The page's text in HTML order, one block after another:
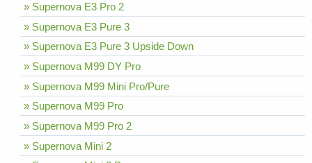
» Supernova E3 Pro 2
» Supernova E3 Pure 3
» Supernova E3 Pure 3 Upside Down
» Supernova M99 DY Pro
» Supernova M99 Mini Pro/Pure
» Supernova M99 Pro
» Supernova M99 Pro 2
» Supernova Mini 2